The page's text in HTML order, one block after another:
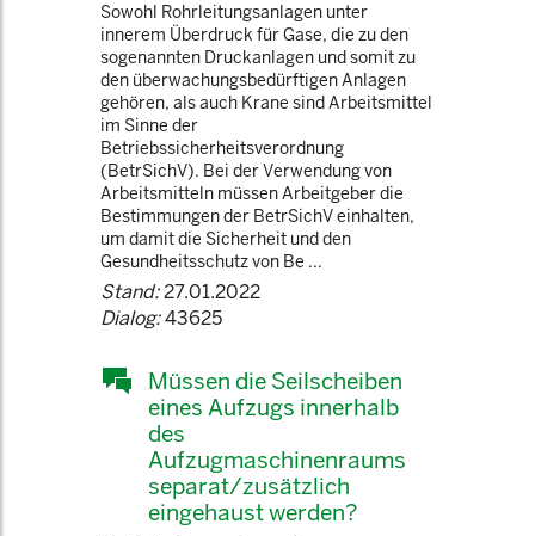
Sowohl Rohrleitungsanlagen unter
innerem Überdruck für Gase, die zu den
sogenannten Druckanlagen und somit zu
den überwachungsbedürftigen Anlagen
gehören, als auch Krane sind Arbeitsmittel
im Sinne der
Betriebssicherheitsverordnung
(BetrSichV). Bei der Verwendung von
Arbeitsmitteln müssen Arbeitgeber die
Bestimmungen der BetrSichV einhalten,
um damit die Sicherheit und den
Gesundheitsschutz von Be ...
Stand:27.01.2022
Dialog:43625
Müssen die Seilscheiben
eines Aufzugs innerhalb
des
Aufzugmaschinenraums
separat/zusätzlich
eingehaust werden?